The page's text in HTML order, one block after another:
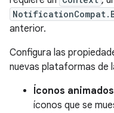
anterior.
Configura las
nuevas plataformas de
Íconos
íconos que se